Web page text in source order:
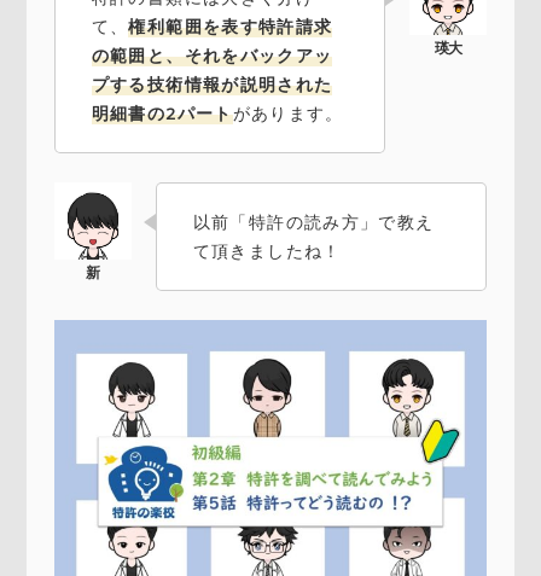
て、権利範囲を表す特許請求
の範囲と、それをバックアッ
プする技術情報が説明された
明細書の2パートがあります。
以前「特許の読み方」で教え
て頂きましたね！